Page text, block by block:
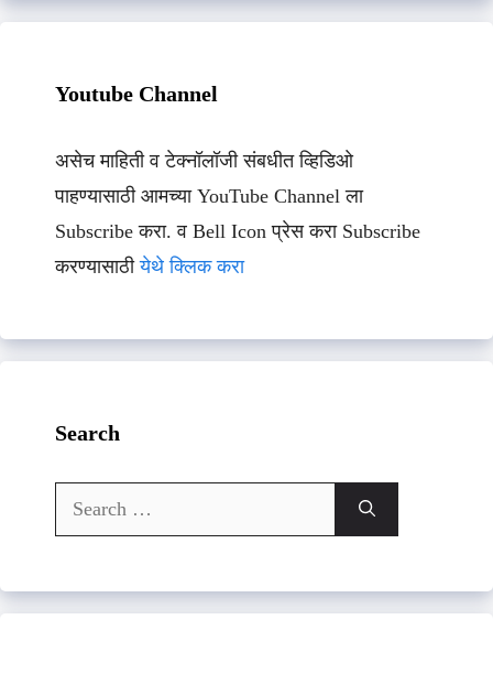
Youtube Channel
असेच माहिती व टेक्नॉलॉजी संबधीत व्हिडिओ
पाहण्यासाठी आमच्या YouTube Channel ला
Subscribe करा. व Bell Icon प्रेस करा Subscribe
करण्यासाठीयेथे क्लिक करा
Search
Search
for: